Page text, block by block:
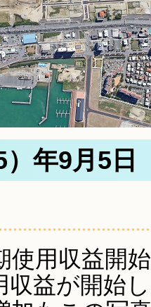
）年9月5
使用収益開
収益が開始